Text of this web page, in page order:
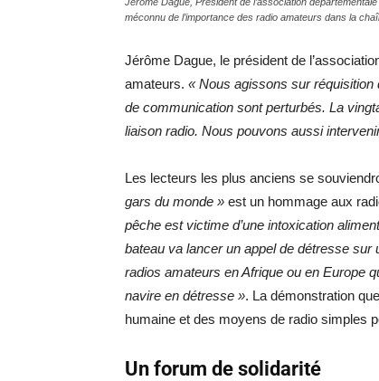
méconnu de l’importance des radio amateurs dans la
Jérôme Dague, le président de
amateurs. « Nous agissons sur réquisition
de communication sont perturbés. La
liaison radio. Nous pouvons aussi
Les lecteurs les plus anciens se
gars du monde » est un hommage aux
pêche est victime d’une intoxication
bateau va lancer un appel de détresse sur
radios amateurs en Afrique ou en Europe
navire en détresse ». La démonstration
humaine et des moyens de radio simples
Un forum de solidarité